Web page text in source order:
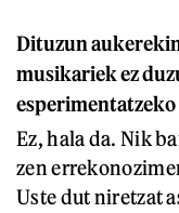
Dituzun
musikariek ez
Ez, hala da. Nik
zen
Uste dut niretzat